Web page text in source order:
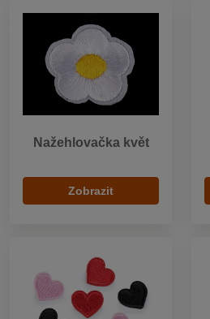
Nažehlovačka květ
Zobrazit